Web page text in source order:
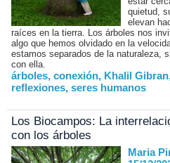
quietud,
elevan
raíces en la tierra. Los árboles nos
algo que hemos olvidado en la
estamos separados de la naturaleza,
con ella.
árboles, conexión, Khalil Gibran
reflexiones, seres humanos
Los Biocampos: La
con los árboles
Maria